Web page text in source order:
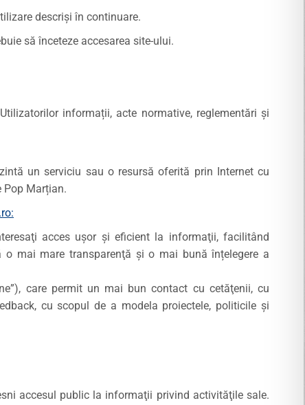
descrişi în continuare.
să înceteze accesarea site-ului.
informații, acte normative, reglementări şi
un serviciu sau o resursă oferită prin Internet cu
Pop Marțian.
acces uşor şi eficient la informaţii, facilitând
mai mare transparenţă şi o mai bună înțelegere a
care permit un mai bun contact cu cetăţenii, cu
cu scopul de a modela proiectele, politicile și
accesul public la informaţii privind activităţile sale.